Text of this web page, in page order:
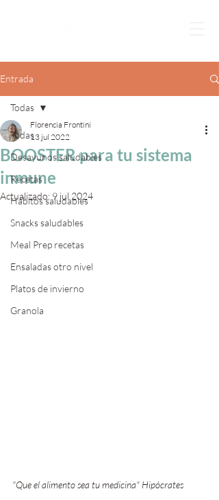
Entrada
Todas
Desayunos saludables
Recetas
Hábitos saludables
Snacks saludables
Meal Prep recetas
Ensaladas otro nivel
Platos de invierno
Granola
Todas
BOOSTER para tu sistema
inmune
Florencia Frontini
13 jul 2022
Actualizado: 9 jul 2024
"Que el alimento sea tu medicina" Hipócrates